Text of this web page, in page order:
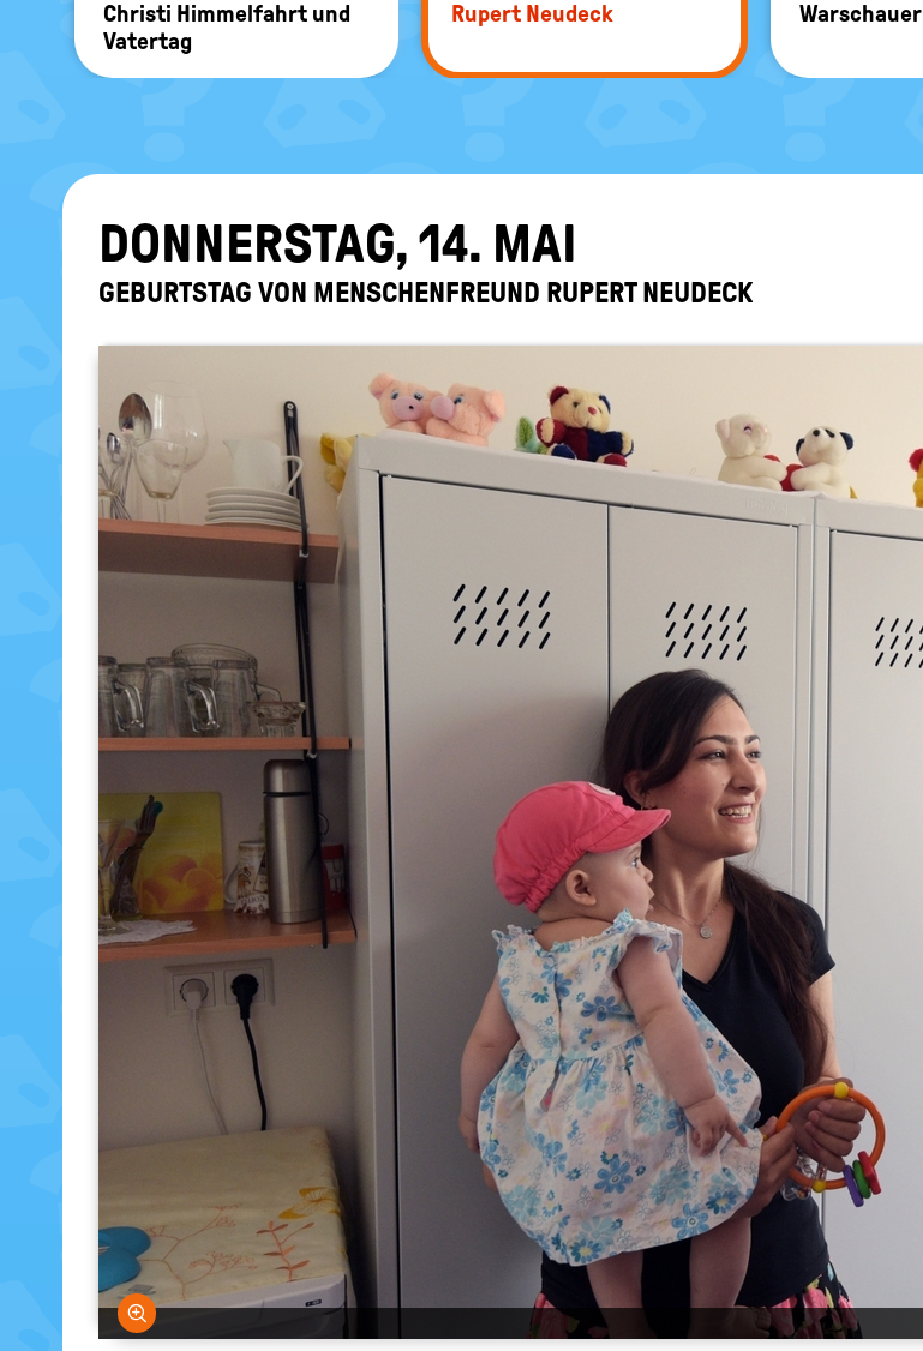
Chris­ti Him­mel­fahrt und
Va­ter­tag
Ru­pert Neu­deck
DON­NERS­TAG, 14. MAI
GE­BURTS­TAG VON MEN­SCHEN­FREUND RU­PERT NEU­DECK
Bild vergrößern